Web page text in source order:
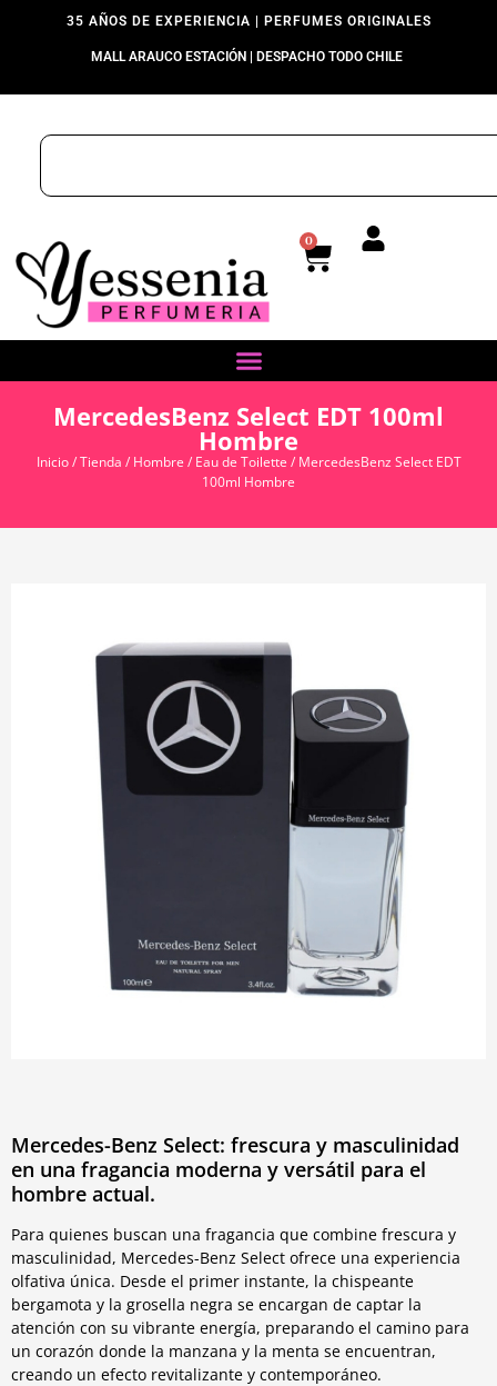
35 AÑOS DE EXPERIENCIA | PERFUMES ORIGINALES
MALL ARAUCO ESTACIÓN | DESPACHO TODO CHILE
0
MercedesBenz Select EDT 100ml
Hombre
Inicio/Tienda / Hombre / Eau de Toilette / MercedesBenz Select EDT
100ml Hombre
Mercedes-Benz Select: frescura y masculinidad
en una fragancia moderna y versátil para el
hombre actual.
Para quienes buscan una fragancia que combine frescura y
masculinidad, Mercedes-Benz Select ofrece una experiencia
olfativa única. Desde el primer instante, la chispeante
bergamota y la grosella negra se encargan de captar la
atención con su vibrante energía, preparando el camino para
un corazón donde la manzana y la menta se encuentran,
creando un efecto revitalizante y contemporáneo.